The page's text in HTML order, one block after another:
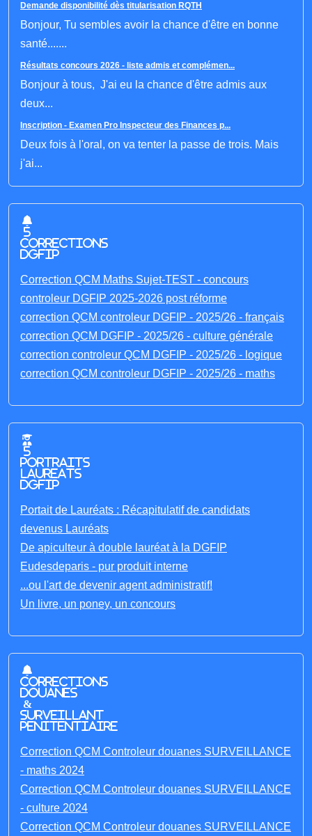
Demande disponibilité dès titularisation RQTH
Bonjour, Tu sembles avoir la chance d'être en bonne
santé.......
Résultats concours 2026 - liste admis et complémen...
Bonjour à tous, J'ai eu la chance d'être admis aux
deux...
Inscription - Examen Pro Inspecteur des Finances p...
Deux fois à l'oral, on va tenter la passe de trois. Mais
j'ai...
5
corrections
DGFIP
Correction QCM Maths Sujet-TEST - concours
controleur DGFIP 2025-2026 post réforme
correction QCM controleur DGFIP - 2025/26 - français
correction QCM DGFIP - 2025/26 - culture générale
correction controleur QCM DGFIP - 2025/26 - logique
correction QCM controleur DGFIP - 2025/26 - maths
5
portraits
laureats
DGFIP
Portait de Lauréats : Récapitulatif de candidats
devenus Lauréats
De apiculteur à double lauréat à la DGFIP
Eudesdeparis - pur produit interne
...ou l'art de devenir agent administratif!
Un livre, un poney, un concours
Corrections
Douanes
&
Surveillant
penitentiaire
Correction QCM Controleur douanes SURVEILLANCE
- maths 2024
Correction QCM Controleur douanes SURVEILLANCE
- culture 2024
Correction QCM Controleur douanes SURVEILLANCE